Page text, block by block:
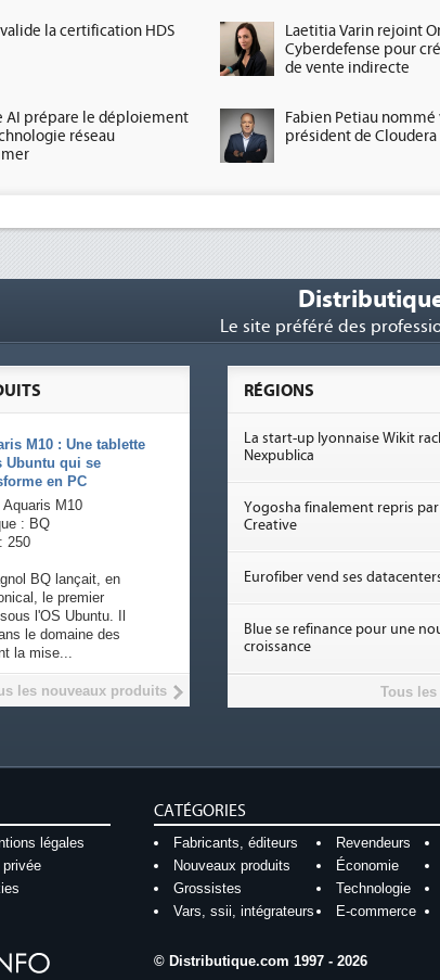
la certification HDS
Laetitia Varin rejoint
Cyberdefense pour
de vente indirecte
AI prépare le déploiement
réseau
Fabien Petiau nommé
président de Cloudera
Le site préféré des
M10 : Une tablette
Ubuntu qui se
en PC
Aquaris M10
: BQ
250
BQ lançait, en
le premier
l'OS Ubuntu. Il
le domaine des
la mise...
les nouveaux produits
RÉGIONS
La start-up lyonnaise Wikit
Nexpublica
Yogosha finalement repris
Creative
Eurofiber vend ses
Blue se refinance pour une
croissance
Tous
légales
CATÉGORIES
Fabricants, éditeurs Revendeurs
Nouveaux produits
Économie
Grossistes
Technologie
Vars, ssii, intégrateurs
E-commerce
© Distributique.com 1997 - 2026